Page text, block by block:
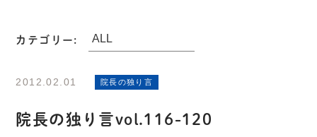
カテゴリー:
2012.02.01 院長の独り言
院長の独り言vol.116-120